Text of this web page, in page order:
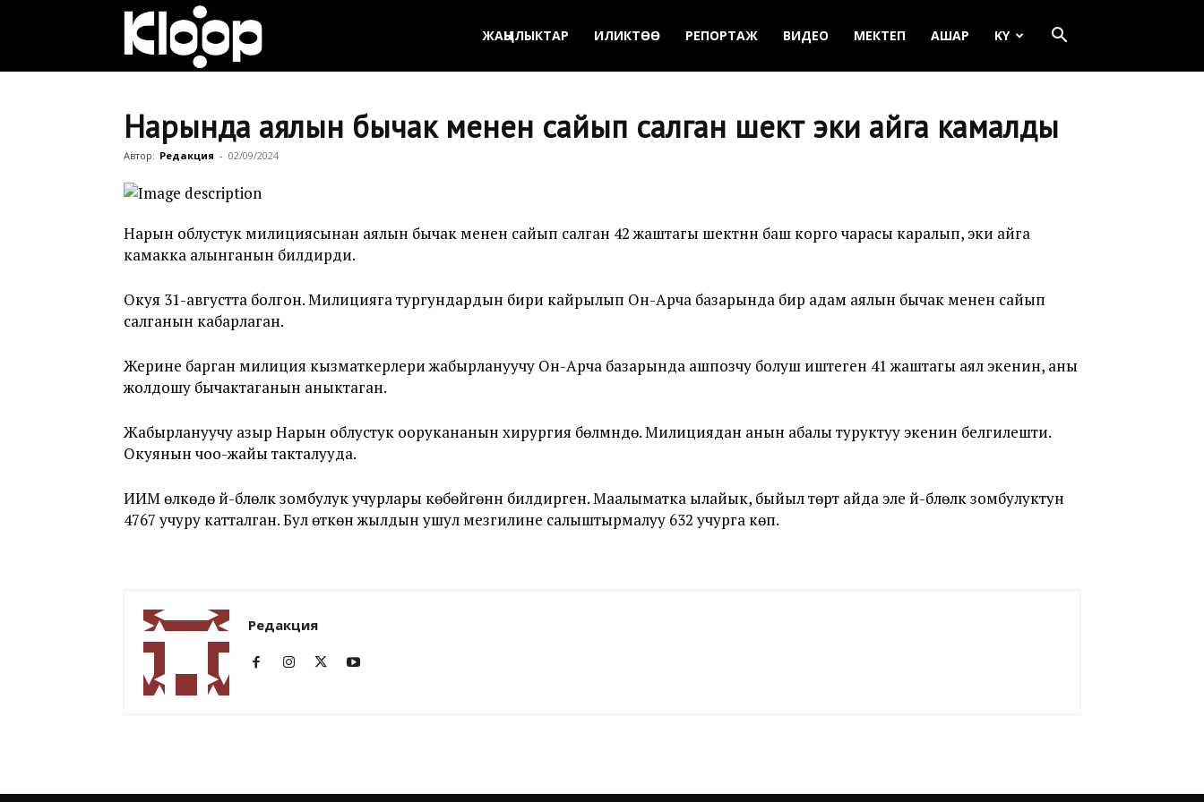
Кыргызстан
жаңылыктары
ЖАҢЫЛЫКТАР ИЛИКТӨӨ РЕПОРТАЖ ВИДЕО МЕКТЕП АШАР KY
Нарында аялын бычак менен сайып салган шектүү эки айга камалды
Автор: Редакция - 02/09/2024
Нарын облустук милициясынан аялын бычак менен сайып салган 42 жаштагы шектүүнүн баш корго чарасы каралып, эки айга
камакка алынганын билдирди.
Окуя 31-августта болгон. Милицияга тургундардын бири кайрылып Он-Арча базарында бир адам аялын бычак менен сайып
салганын кабарлаган.
Жерине барган милиция кызматкерлери жабырлануучу Он-Арча базарында ашпозчу болуш иштеген 41 жаштагы аял экенин, аны
жолдошу бычактаганын аныктаган.
Жабырлануучу азыр Нарын облустук оорукананын хирургия бөлүмүндө. Милициядан анын абалы туруктуу экенин белгилешти.
Окуянын чоо-жайы такталууда.
ИИМ өлкөдө үй-бүлөлүк зомбулук учурлары көбөйгөнүн билдирген. Маалыматка ылайык, быйыл төрт айда эле үй-бүлөлүк зомбулуктун
4767 учуру катталган. Бул өткөн жылдын ушул мезгилине салыштырмалуу 632 учурга көп.
Редакция